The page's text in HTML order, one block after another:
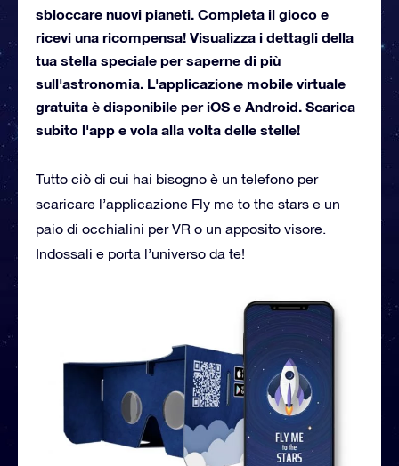
sbloccare nuovi pianeti. Completa il gioco e
ricevi una ricompensa! Visualizza i dettagli della
tua stella speciale per saperne di più
sull'astronomia. L'applicazione mobile virtuale
gratuita è disponibile per iOS e Android. Scarica
subito l'app e vola alla volta delle stelle!
Tutto ciò di cui hai bisogno è un telefono per
scaricare l’applicazione Fly me to the stars e un
paio di occhialini per VR o un apposito visore.
Indossali e porta l’universo da te!